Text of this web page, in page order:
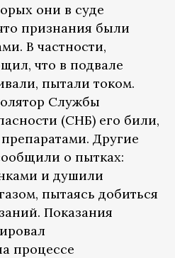
они в суде
признания были
В частности,
что в подвале
пытали током.
Службы
(СНБ) его били,
Другие
о пытках:
и душили
пытаясь добиться
Показания
процессе